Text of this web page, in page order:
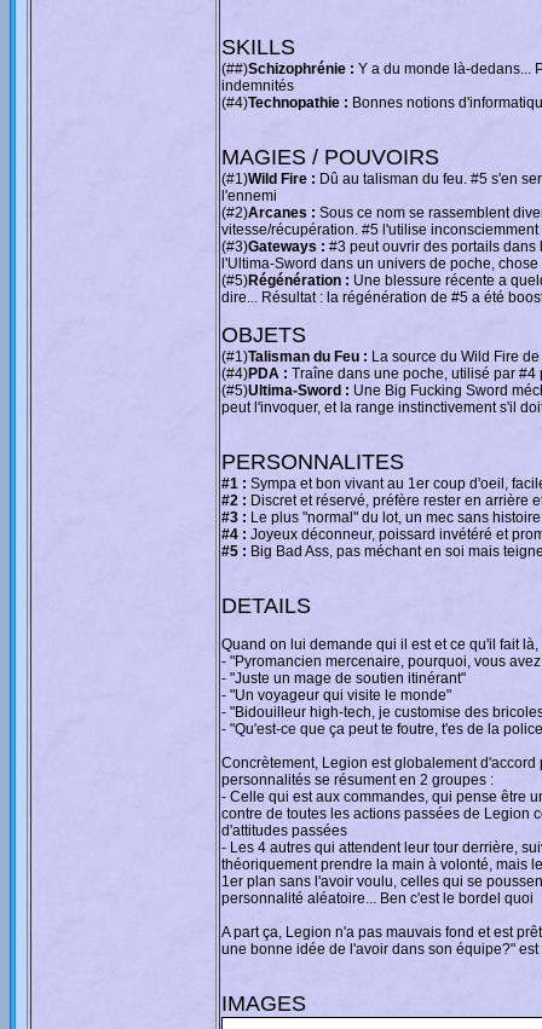
SKILLS
(##)Schizophrénie : Y a du monde là-dedans...
indemnités
(#4)Technopathie : Bonnes notions
MAGIES / POUVOIRS
(#1)Wild Fire : Dû au talisman du feu. #5 s'en
l'ennemi
(#2)Arcanes : Sous ce nom se rassemblent
vitesse/récupération. #5 l'utilise
(#3)Gateways : #3 peut ouvrir des portails
l'Ultima-Sword dans un univers de poche,
(#5)Régénération : Une blessure récente a
dire... Résultat : la régénération de #5 a été
OBJETS
(#1)Talisman du Feu : La source du Wild Fire
(#4)PDA : Traîne dans une poche, utilisé par
(#5)Ultima-Sword : Une Big Fucking Sword
peut l'invoquer, et la range instinctivement s'il
PERSONNALITES
#1 : Sympa et bon vivant au 1er coup d'oeil,
#2 : Discret et réservé, préfère rester en arrière
#3 : Le plus "normal" du lot, un mec sans histoire
#4 : Joyeux déconneur, poissard invétéré et
#5 : Big Bad Ass, pas méchant en soi mais
DETAILS
Quand on lui demande qui il est et ce qu'il fait
- "Pyromancien mercenaire, pourquoi, vous
- "Juste un mage de soutien itinérant"
- "Un voyageur qui visite le monde"
- "Bidouilleur high-tech, je customise des
- "Qu'est-ce que ça peut te foutre, t'es de la
Concrètement, Legion est globalement
personnalités se résument en 2 groupes :
- Celle qui est aux commandes, qui pense être
contre de toutes les actions passées de Legion
d'attitudes passées
- Les 4 autres qui attendent leur tour derrière,
théoriquement prendre la main à volonté, mais
1er plan sans l'avoir voulu, celles qui se
personnalité aléatoire... Ben c'est le bordel quoi
A part ça, Legion n'a pas mauvais fond et est
une bonne idée de l'avoir dans son équipe?"
IMAGES